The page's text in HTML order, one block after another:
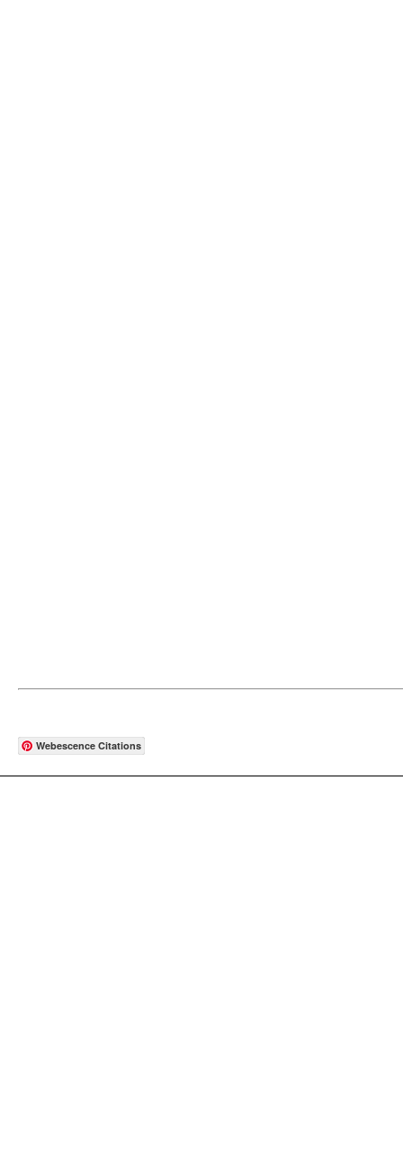
Webescence Citations